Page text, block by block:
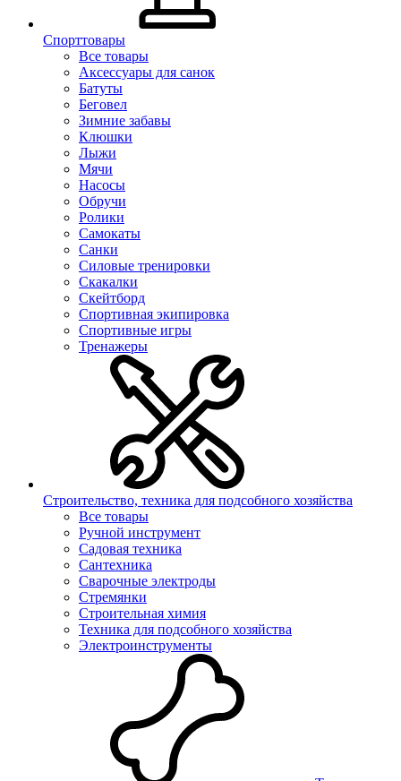
Спорттовары
Все товары
Аксессуары для санок
Батуты
Беговел
Зимние забавы
Клюшки
Лыжи
Мячи
Насосы
Обручи
Ролики
Самокаты
Санки
Силовые тренировки
Скакалки
Скейтборд
Спортивная экипировка
Спортивные игры
Тренажеры
Строительство, техника для подсобного хозяйства
Все товары
Ручной инструмент
Садовая техника
Сантехника
Сварочные электроды
Стремянки
Строительная химия
Техника для подсобного хозяйства
Электроинструменты